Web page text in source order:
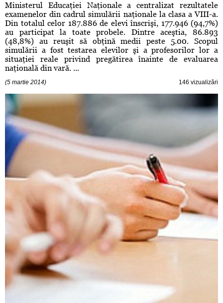
Ministerul Educaţiei Naţionale a centralizat rezultatele
examenelor din cadrul simulării naţionale la clasa a VIII-a.
Din totalul celor 187.886 de elevi înscrişi, 177.946 (94,7%)
au participat la toate probele. Dintre aceştia, 86.893
(48,8%) au reuşit să obţină medii peste 5.00. Scopul
simulării a fost testarea elevilor şi a profesorilor lor a
situaţiei reale privind pregătirea înainte de evaluarea
naţională din vară. ...
(5 martie 2014) 146 vizualizări